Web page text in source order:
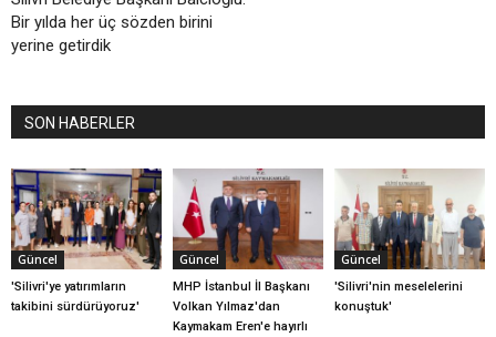
Bir yılda her üç sözden birini
yerine getirdik
SON HABERLER
Güncel
'Silivri'ye yatırımların
takibini sürdürüyoruz'
Güncel
MHP İstanbul İl Başkanı
Volkan Yılmaz'dan
Kaymakam Eren'e hayırlı
Güncel
'Silivri'nin meselelerini
konuştuk'